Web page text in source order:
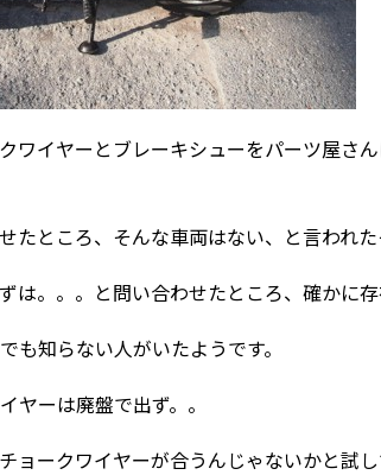
ワイヤーとブレーキシューをパーツ屋さ
たところ、そんな車両はない、と言われた
は。。。と問い合わせたところ、確かに
も知らない人がいたようです。
ヤーは廃盤で出ず。。
ョークワイヤーが合うんじゃないかと試